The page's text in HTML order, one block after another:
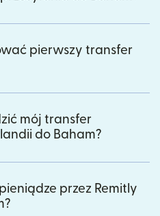
pierwszy transfer
mój transfer
do Baham?
przez Remitly